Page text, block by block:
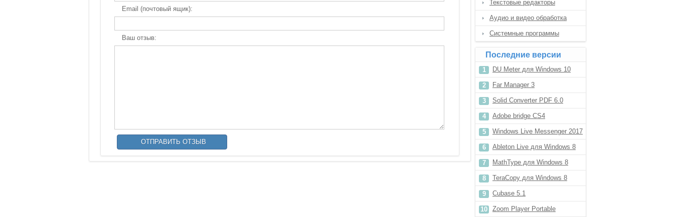
Email (почтовый ящик):
Ваш отзыв:
Текстовые редакторы
Аудио и видео обработка
Системные программы
Последние версии
DU Meter для Windows 10
Far Manager 3
Solid Converter PDF 6.0
Adobe bridge CS4
Windows Live Messenger 2017
Ableton Live для Windows 8
MathType для Windows 8
TeraCopy для Windows 8
Cubase 5.1
Zoom Player Portable